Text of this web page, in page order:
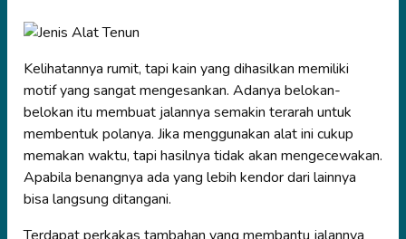
Kelihatannya rumit, tapi kain yang dihasilkan memiliki
motif yang sangat mengesankan. Adanya belokan-
belokan itu membuat jalannya semakin terarah untuk
membentuk polanya. Jika menggunakan alat ini cukup
memakan waktu, tapi hasilnya tidak akan mengecewakan.
Apabila benangnya ada yang lebih kendor dari lainnya
bisa langsung ditangani.
Terdapat perkakas tambahan yang membantu jalannya